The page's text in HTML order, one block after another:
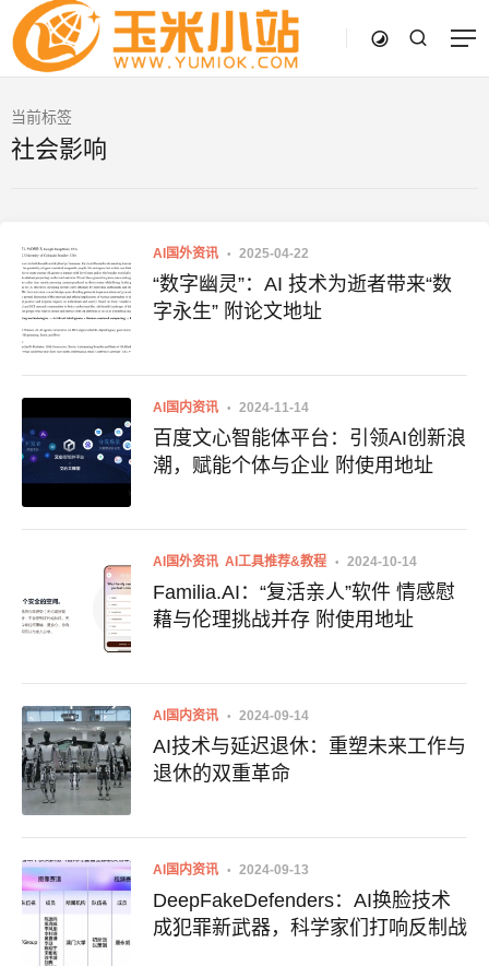
当前标签
社会影响
AI国外资讯 2025-04-22
“数字幽灵”：AI 技术为逝者带来“数
字永生” 附论文地址
AI国内资讯 2024-11-14
百度文心智能体平台：引领AI创新浪
潮，赋能个体与企业 附使用地址
AI国外资讯 AI工具推荐&教程 2024-10-14
Familia.AI：“复活亲人”软件 情感慰
藉与伦理挑战并存 附使用地址
AI国内资讯 2024-09-14
AI技术与延迟退休：重塑未来工作与
退休的双重革命
AI国内资讯 2024-09-13
DeepFakeDefenders：AI换脸技术
成犯罪新武器，科学家们打响反制战